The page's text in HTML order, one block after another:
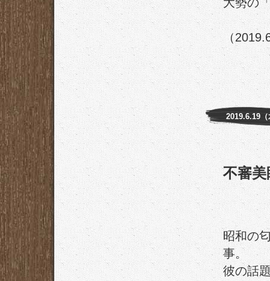
（
2019.6.19（
不審美
昭和の
事。
彼の話